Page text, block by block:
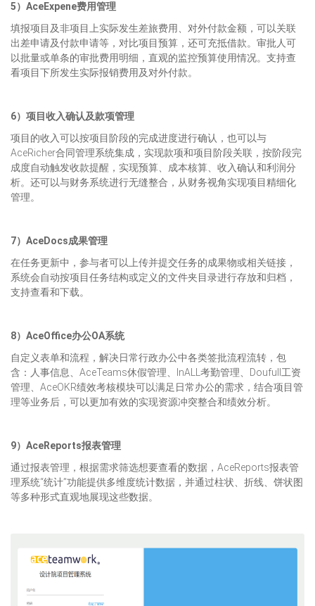
5）AceExpene费用管理
填报项目及非项目上实际发生差旅费用、对外付款金额，可以关联
出差申请及付款申请等，对比项目预算，还可充抵借款。审批人可
以批量或单条的审批费用明细，直观的监控预算使用情况。支持查
看项目下所发生实际报销费用及对外付款。
6）项目收入确认及款项管理
项目的收入可以按项目阶段的完成进度进行确认，也可以与
AceRicher合同管理系统集成，实现款项和项目阶段关联，按阶段完
成度自动触发收款提醒，实现预算、成本核算、收入确认和利润分
析。还可以与财务系统进行无缝整合，从财务视角实现项目精细化
管理。
7）AceDocs成果管理
在任务更新中，参与者可以上传并提交任务的成果物或相关链接，
系统会自动按项目任务结构或定义的文件夹目录进行存放和归档，
支持查看和下载。
8）AceOffice办公OA系统
自定义表单和流程，解决日常行政办公中各类签批流程流转，包
含：人事信息、AceTeams休假管理、InALL考勤管理、Doufull工资
管理、AceOKR绩效考核模块可以满足日常办公的需求，结合项目管
理等业务后，可以更加有效的实现资源冲突整合和绩效分析。
9）AceReports报表管理
通过报表管理，根据需求筛选想要查看的数据，AceReports报表管
理系统“统计”功能提供多维度统计数据，并通过柱状、折线、饼状图
等多种形式直观地展现这些数据。